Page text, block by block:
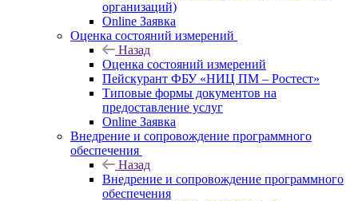
организаций)
Online Заявка
Оценка состояний измерений
Назад
Оценка состояний измерений
Пейскурант ФБУ «НИЦ ПМ – Ростест»
Типовые формы документов на
предоставление услуг
Online Заявка
Внедрение и сопровождение программного
обеспечения
Назад
Внедрение и сопровождение программного
обеспечения